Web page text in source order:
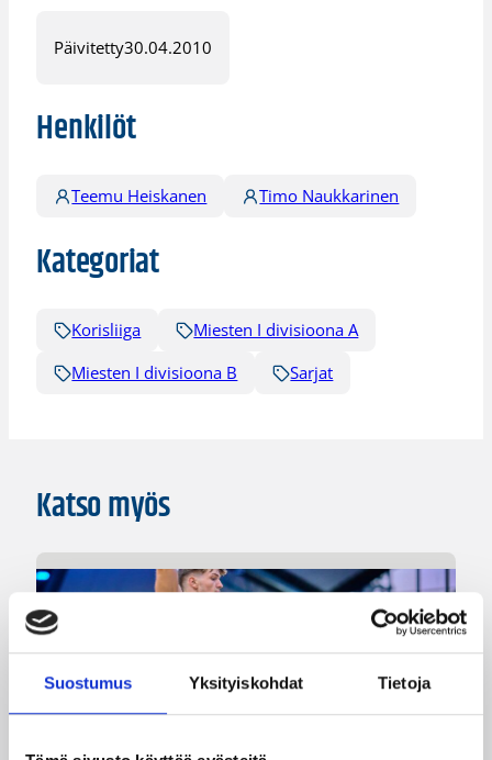
Suostumus Yksityiskohdat Tietoja
Päivitetty30.04.2010
Henkilöt
Teemu Heiskanen Timo Naukkarinen
Kategoriat
Korisliiga
Miesten I divisioona A
Miesten I divisioona B
Sarjat
Katso myös